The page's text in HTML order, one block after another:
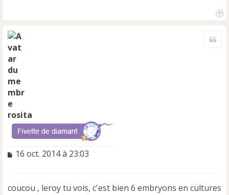
rosita
M
a
16 oct. 2014 à 23:03
coucou , leroy tu vois, c'est bien 6 embryons en cultures